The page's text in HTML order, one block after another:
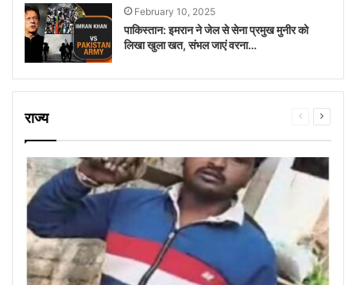
February 10, 2025
पाकिस्तान: इमरान ने जेल से सेना प्रमुख मुनीर को
लिखा खुला खत, संभल जाएं वरना…
राज्य
Previous